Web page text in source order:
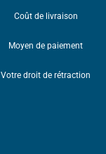
Coût de livraison
Moyen de paiement
Votre droit de rétraction